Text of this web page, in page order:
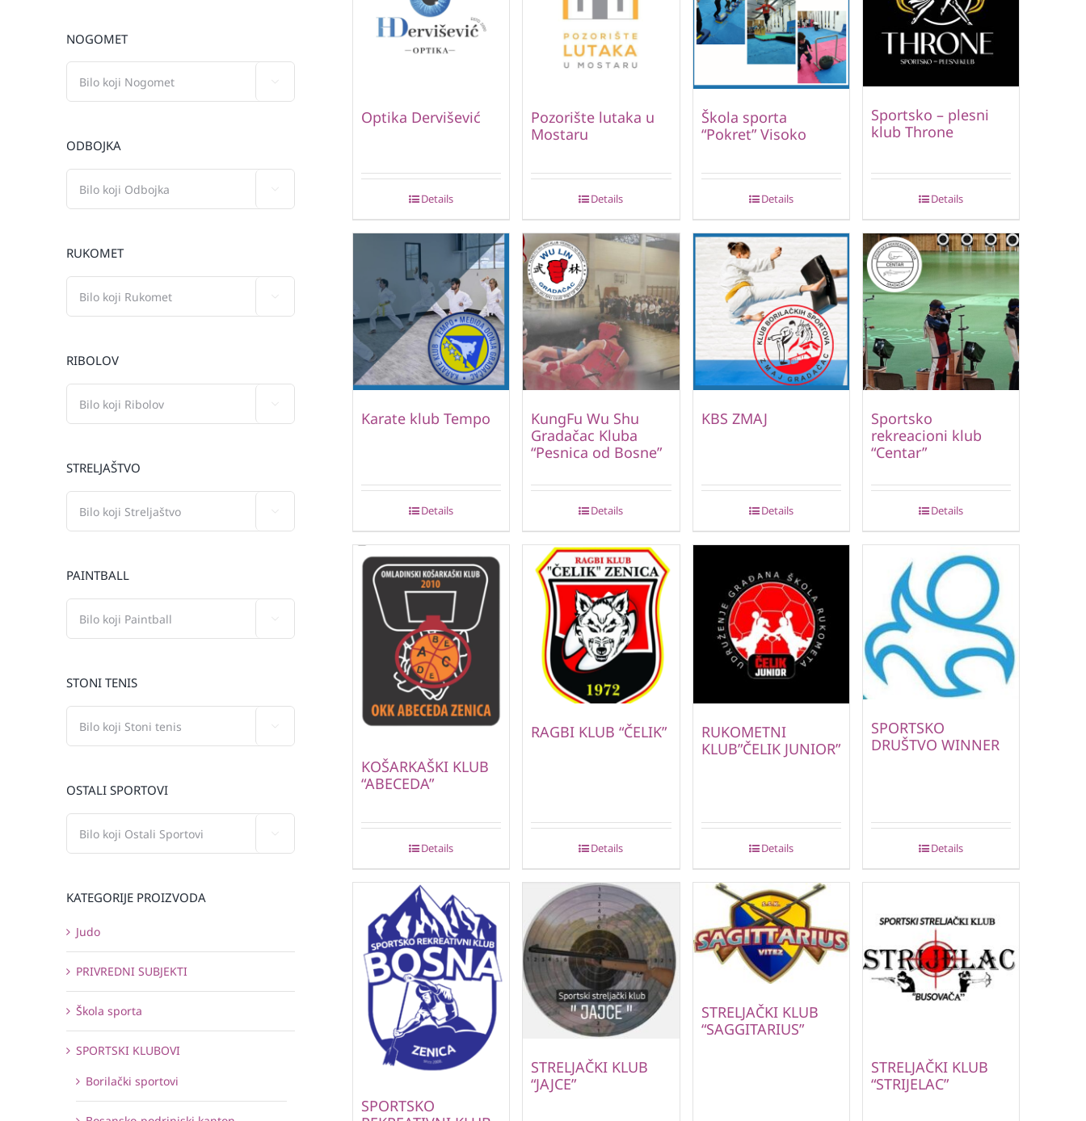
Optika Dervišević
Details
Pozorište lutaka u
Mostaru
Details
Škola sporta
“Pokret” Visoko
Details
Sportsko – plesni
klub Throne
Details
Karate klub Tempo
Details
KungFu Wu Shu
Gradačac Kluba
“Pesnica od Bosne”
Details
KBS ZMAJ
Details
Sportsko
rekreacioni klub
“Centar”
Details
KOŠARKAŠKI KLUB
“ABECEDA”
Details
RAGBI KLUB “ČELIK”
Details
RUKOMETNI
KLUB”ČELIK JUNIOR”
Details
SPORTSKO
DRUŠTVO WINNER
Details
SPORTSKO
STRELJAČKI KLUB
“JAJCE”
STRELJAČKI KLUB
“SAGGITARIUS”
STRELJAČKI KLUB
“STRIJELAC”
NOGOMET
ODBOJKA
RUKOMET
RIBOLOV
STRELJAŠTVO
PAINTBALL
STONI TENIS
OSTALI SPORTOVI
KATEGORIJE PROIZVODA
Judo
PRIVREDNI SUBJEKTI
Škola sporta
SPORTSKI KLUBOVI
Borilački sportovi